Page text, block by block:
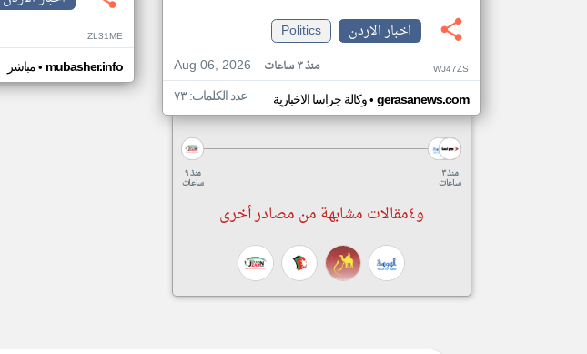
اخبار الاردن
Politics
Aug 06, 2026
منذ ٣ ساعات WJ47ZS
وكالة جراسا الاخبارية• gerasanews.com عدد الكلمات: ٧٣
منذ ٩
ساعات
منذ ٣
ساعات
و٤مقالات مشابهة من مصادر أخرى
ZL31ME
مباشر• mubasher.info